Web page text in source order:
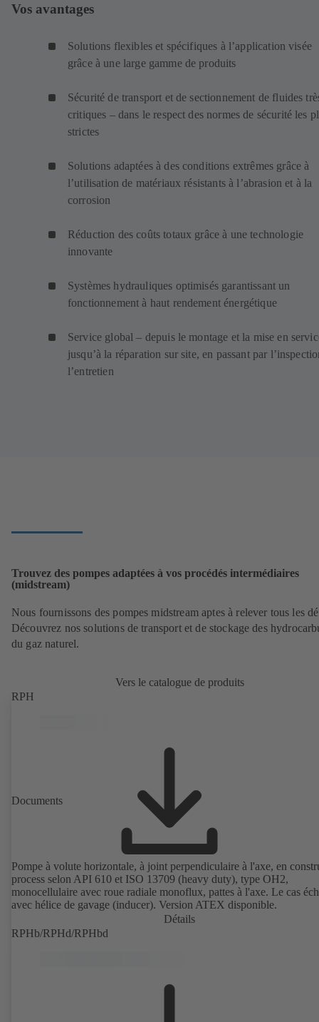
Vos avantages
Solutions flexibles et spécifiques à l’application visée
grâce à une large gamme de produits
Sécurité de transport et de sectionnement de fluides
critiques – dans le respect des normes de sécurité les
strictes
Solutions adaptées à des conditions extrêmes grâce à
l’utilisation de matériaux résistants à l’abrasion et à la
corrosion
Réduction des coûts totaux grâce à une technologie
innovante
Systèmes hydrauliques optimisés garantissant un
fonctionnement à haut rendement énergétique
Service global – depuis le montage et la mise en
jusqu’à la réparation sur site, en passant par
l’entretien
Trouvez des pompes adaptées à vos procédés intermédiaires
(midstream)
Nous fournissons des pompes midstream aptes à relever tous les
Découvrez nos solutions de transport et de stockage des
du gaz naturel.
Vers le catalogue de produits
RPH
Documents
Pompe à volute horizontale, à joint perpendiculaire à l'axe, en
process selon API 610 et ISO 13709 (heavy duty), type OH2,
monocellulaire avec roue radiale monoflux, pattes à l'axe. Le cas
avec hélice de gavage (inducer). Version ATEX disponible.
Détails
RPHb/RPHd/RPHbd